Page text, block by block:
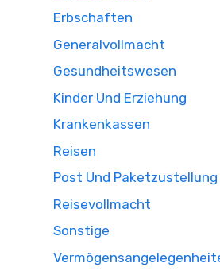
Erbschaften
Generalvollmacht
Gesundheitswesen
Kinder Und Erziehung
Krankenkassen
Reisen
Post Und Paketzustellung
Reisevollmacht
Sonstige